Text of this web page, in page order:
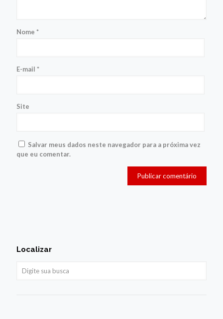
Nome *
E-mail *
Site
Salvar meus dados neste navegador para a próxima vez
que eu comentar.
Localizar